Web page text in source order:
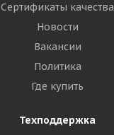
Сертификаты качества
Новости
Вакансии
Политика
Где купить
Техподдержка